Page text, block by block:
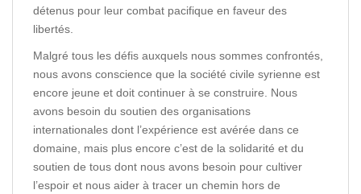
détenus pour leur combat pacifique en faveur des
libertés.
Malgré tous les défis auxquels nous sommes confrontés,
nous avons conscience que la société civile syrienne est
encore jeune et doit continuer à se construire. Nous
avons besoin du soutien des organisations
internationales dont l’expérience est avérée dans ce
domaine, mais plus encore c’est de la solidarité et du
soutien de tous dont nous avons besoin pour cultiver
l’espoir et nous aider à tracer un chemin hors de